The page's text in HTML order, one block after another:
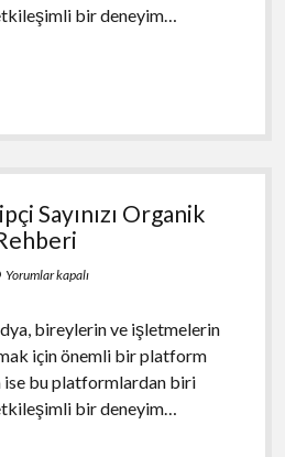
bir deneyim…
Sayınızı Organik
Yorumlar kapalı
bireylerin ve işletmelerin
için önemli bir platform
ise bu platformlardan biri
bir deneyim…